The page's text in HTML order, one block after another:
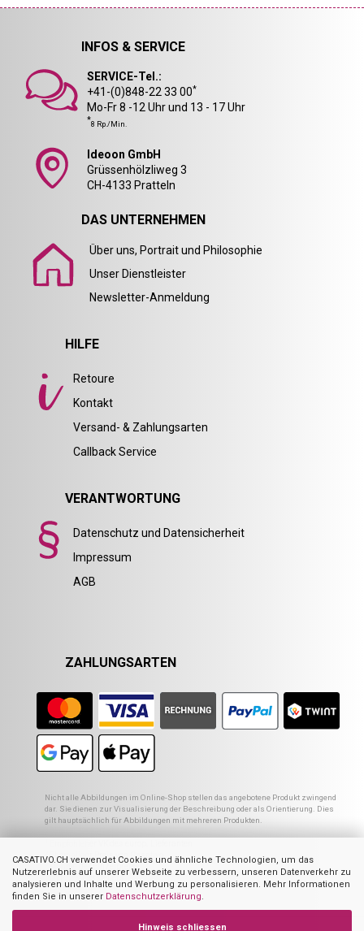
CASATIVO.CH verwendet Cookies und ähnliche Technologien, um das
Nutzererlebnis auf unserer Webseite zu verbessern, unseren Datenverkehr zu
analysieren und Inhalte und Werbung zu personalisieren. Mehr Informationen
finden Sie in unserer Datenschutzerklärung.
Hinweis schliessen
INFOS & SERVICE
SERVICE-Tel.:
+41-(0)848-22 33 00*
Mo-Fr 8 -12 Uhr und 13 - 17 Uhr
*8 Rp./Min.
Ideoon GmbH
Grüssenhölzliweg 3
CH-4133 Pratteln
DAS UNTERNEHMEN
Über uns, Portrait und Philosophie
Unser Dienstleister
Newsletter-Anmeldung
HILFE
Retoure
Kontakt
Versand- & Zahlungsarten
Callback Service
VERANTWORTUNG
Datenschutz und Datensicherheit
Impressum
AGB
ZAHLUNGSARTEN
Nicht alle Abbildungen im Online-Shop stellen das angebotene Produkt zwingend
dar. Sie dienen zur Visualisierung der Beschreibung oder als Orientierung. Dies
gilt hauptsächlich für Abbildungen mit mehreren Produkten.
Ehemaliger Preis von Casativo
3 Summe der Einzelpreise
4 UVP des Herstellers